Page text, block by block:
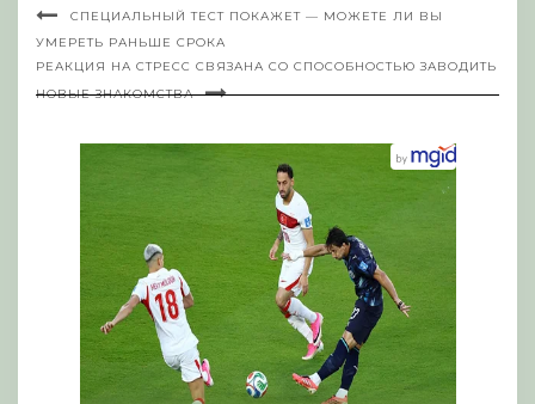
СПЕЦИАЛЬНЫЙ ТЕСТ ПОКАЖЕТ — МОЖЕТЕ ЛИ ВЫ
УМЕРЕТЬ РАНЬШЕ СРОКА
РЕАКЦИЯ НА СТРЕСС СВЯЗАНА СО СПОСОБНОСТЬЮ ЗАВОДИТЬ
НОВЫЕ ЗНАКОМСТВА